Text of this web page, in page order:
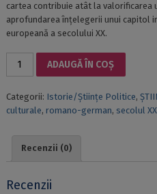
cartea contribuie atât la valorificarea
aprofundarea înțelegerii unui capitol
europeană a secolului XX.
Cantitate
ȘI
TRANSFERURI
GERMANE
„SCURTUL
ADAUGĂ ÎN COȘ
Categorii: Istorie/Științe Politice,
culturale, romano-german, secolul XX
Recenzii (0)
Recenzii